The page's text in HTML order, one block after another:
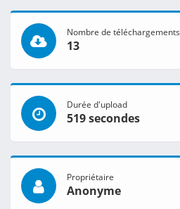
Nombre de téléchargements
13
Durée d'upload
519 secondes
Propriétaire
Anonyme